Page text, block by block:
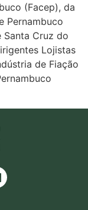
(Facep), da
Pernambuco
Santa Cruz do
Lojistas
de Fiação